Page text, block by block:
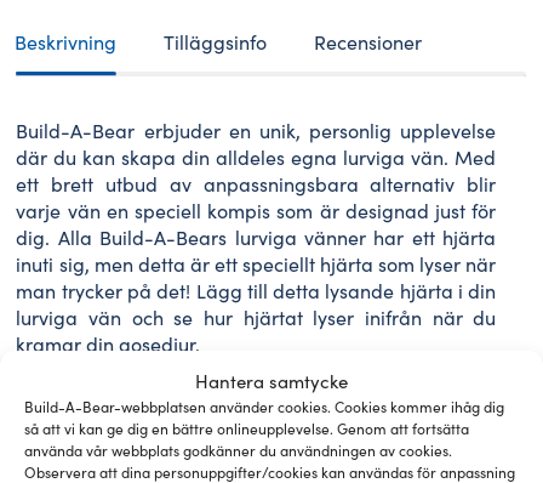
Hantera samtycke
Build-A-Bear-webbplatsen använder cookies. Cookies kommer ihåg dig
så att vi kan ge dig en bättre onlineupplevelse. Genom att fortsätta
använda vår webbplats godkänner du användningen av cookies.
Observera att dina personuppgifter/cookies kan användas för anpassning
Beskrivning Tilläggsinfo Recensioner
Build-A-Bear erbjuder en unik, personlig upplevelse
där du kan skapa din alldeles egna lurviga vän. Med
ett brett utbud av anpassningsbara alternativ blir
varje vän en speciell kompis som är designad just för
dig. Alla Build-A-Bears lurviga vänner har ett hjärta
inuti sig, men detta är ett speciellt hjärta som lyser när
man trycker på det! Lägg till detta lysande hjärta i din
lurviga vän och se hur hjärtat lyser inifrån när du
kramar din gosedjur.
KVÄVNINGSRISK på grund av smådelar. Inte lämplig
för barn under 3 år.